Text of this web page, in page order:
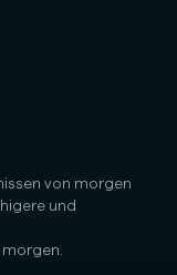
von morgen
und